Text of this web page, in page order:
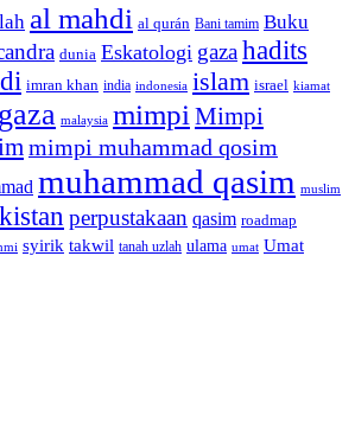
al mahdi al qurán Bani tamim Buku
dunia Eskatologi gazahadits
imran khan india indonesia islam israel kiamat
malaysia mimpi Mimpi
mimpi muhammad qosim
muhammad qasim muslim
perpustakaan qasim roadmap
syirik takwil tanah uzlah ulama umat Umat